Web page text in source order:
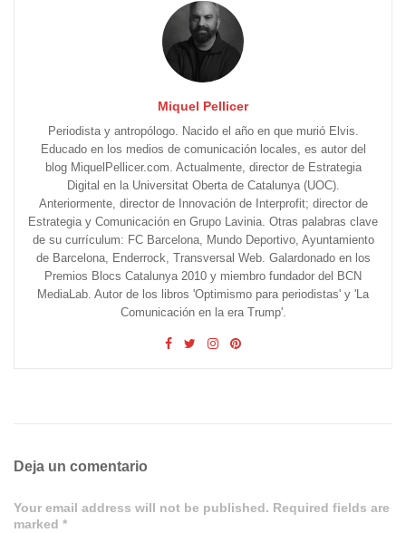
Miquel Pellicer
Periodista y antropólogo. Nacido el año en que murió Elvis.
Educado en los medios de comunicación locales, es autor del
blog MiquelPellicer.com. Actualmente, director de Estrategia
Digital en la Universitat Oberta de Catalunya (UOC).
Anteriormente, director de Innovación de Interprofit; director de
Estrategia y Comunicación en Grupo Lavinia. Otras palabras clave
de su currículum: FC Barcelona, Mundo Deportivo, Ayuntamiento
de Barcelona, Enderrock, Transversal Web. Galardonado en los
Premios Blocs Catalunya 2010 y miembro fundador del BCN
MediaLab. Autor de los libros 'Optimismo para periodistas' y 'La
Comunicación en la era Trump'.
Deja un comentario
Your email address will not be published. Required fields are
marked *